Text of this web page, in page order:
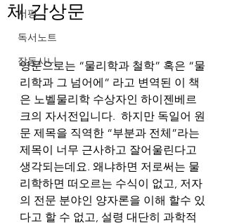
서평
독서노트
잡동사니
체 감상문
영문으로는 “물리학과 철학” 혹은 “물
리학과 그 넘어에” 라고 변역된 이 책
은 노벨물리학 수상자인 하이젠베르
크의 자서전입니다.  하지만 독일어 원
문 제목을 직역한 “부분과 전체”라는
제목이 너무 근사하고 잘어울린다고
생각되는데요. 왜냐하면 저로써는 물
리학하면 떠오르는 수식이 없고, 저자
의 전문 분야인 양자론을 이해 할수 있
다고 할 수 없고, 설령 대단히 과학적